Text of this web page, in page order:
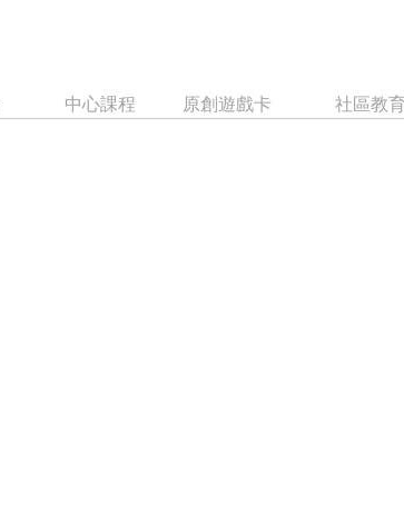
中心課程 原創遊戲卡 社區教